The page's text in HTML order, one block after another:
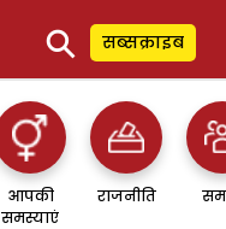
⚲ सब्सक्राइब
आपकी
समस्याएं
राजनीति